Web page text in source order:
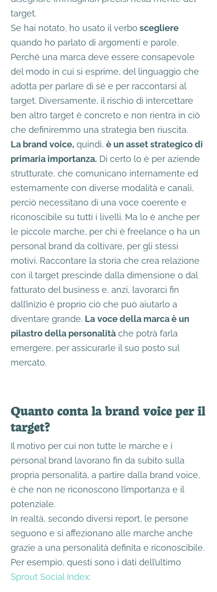
target.
Se hai notato, ho usato il verbo scegliere
quando ho parlato di argomenti e parole.
Perché una marca deve essere consapevole
del modo in cui si esprime, del linguaggio che
adotta per parlare di sé e per raccontarsi al
target. Diversamente, il rischio di intercettare
ben altro target è concreto e non rientra in ciò
che definiremmo una strategia ben riuscita.
La brand voice, quindi,è un asset strategico di
primaria importanza. Di certo lo è per aziende
strutturate, che comunicano internamente ed
esternamente con diverse modalità e canali,
perciò necessitano di una voce coerente e
riconoscibile su tutti i livelli. Ma lo è anche per
le piccole marche, per chi è freelance o ha un
personal brand da coltivare, per gli stessi
motivi. Raccontare la storia che crea relazione
con il target prescinde dalla dimensione o dal
fatturato del business e, anzi, lavorarci fin
dall’inizio è proprio ciò che può aiutarlo a
diventare grande. La voce della marca è un
pilastro della personalità che potrà farla
emergere, per assicurarle il suo posto sul
mercato.
Quanto conta la brand voice per il
target?
Il motivo per cui non tutte le marche e i
personal brand lavorano fin da subito sulla
propria personalità, a partire dalla brand voice,
è che non ne riconoscono l’importanza e il
potenziale.
In realtà, secondo diversi report, le persone
seguono e si affezionano alle marche anche
grazie a una personalità definita e riconoscibile.
Per esempio, questi sono i dati dell’ultimo
Sprout Social Index: